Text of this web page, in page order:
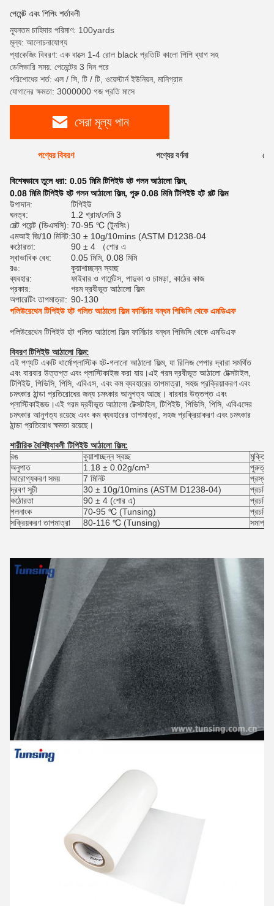
পেমেন্ট এবং শিপিং শর্তাবলী
ন্যূনতম চাহিদার পরিমাণ: 100yards
মূল্য: আলোচনাযোগ্য
প্যাকেজিং বিবরণ: এক বাক্সে 1-4 রোল black প্রতিটি কালো পিপি ব্যাগ সহ
ডেলিভারি সময়: পেমেন্টের 3 দিন পরে
পরিশোধের শর্ত: এল / সি, টি / টি, ওয়েস্টার্ন ইউনিয়ন, মানিগ্রাম
যোগানের ক্ষমতা: 3000000 গজ প্রতি মাসে
সেরা মূল্য পান
পণ্যের বিবরণ পণ্যের বর্ণনা
বিশেষভাবে তুলে ধরা: 0.05 মিমি টিপিইউ হট গলন আঠালো ফিল্ম,
0.08 মিমি টিপিইউ হট গলন আঠালো ফিল্ম, পুরু 0.08 মিমি টিপিইউ হট গল্ট ফিল্ম
উপাদান:
টিপিইউ
ঘনত্ব:
1.2 গ্রাম/সেমি 3
মেল্ট পয়েন্ট (ডিএসসি): 70-95 ℃ (টুনসিং）
এমআই জি/10 মিনিট:30 ± 10g/10mins (ASTM D1238-04
কঠোরতা:
90 ± 4 （শোর এ
স্বাভাবিক বেধ:
0.05 মিমি, 0.08 মিমি
রঙ:
কুয়াশাচ্ছন্ন স্বচ্ছ
ব্যবহার:
ফাইবার ও গার্মেন্টস, পাদুকা ও চামড়া, কাঠের কাজ
প্রকার:
গরম দ্রবীভূত আঠালো ফিল্ম
অপারেটিং তাপমাত্রা: 90-130
পলিউরেথেন টিপিইউ হট গলিত আঠালো ফিল্ম ফার্নিচার বন্ধন পিভিসি থেকে এমডিএফ
পলিউরেথেন টিপিইউ হট গলিত আঠালো ফিল্ম ফার্নিচার বন্ধন পিভিসি থেকে এমডিএফ
বিবরণটিপিইউ আঠালো ফিল্ম:
এই পণ্যটি একটি থার্মোপ্লাস্টিক হট-গলানো আঠালো ফিল্ম, যা রিলিজ পেপার দ্বারা সমর্থিত
এবং বারবার উত্তপ্ত এবং প্লাস্টিকাইজ করা যায়।এই গরম দ্রবীভূত আঠালো টেক্সটাইল,
টিপিইউ, পিভিসি, পিসি, এবিএস, এবং কম ব্যবহারের তাপমাত্রা, সহজ প্রক্রিয়াকরণ এবং
চমৎকার ঠান্ডা প্রতিরোধের জন্য চমৎকার আনুগত্য আছে। বারবার উত্তপ্ত এবং
প্লাস্টিকাইজড।এই গরম দ্রবীভূত আঠালো টেক্সটাইল, টিপিইউ, পিভিসি, পিসি, এবিএসের
চমৎকার আনুগত্য রয়েছে এবং কম ব্যবহারের তাপমাত্রা, সহজ প্রক্রিয়াকরণ এবং চমৎকার
ঠান্ডা প্রতিরোধ ক্ষমতা রয়েছে।
শারীরিক বৈশিষ্ট্যাবলী টিপিইউ আঠালো ফিল্ম:
রঙ
কুয়াশাচ্ছন্ন স্বচ্ছ
মুক্তি
অনুপাত
1.18 ± 0.02g/cm³
পুরুত্ব
আরোগ্যকরণ সময়
7 মিনিট
প্রস্থ
দ্রবণ সূচী
30 ± 10g/10mins (ASTM D1238-04)
প্রচলিত
কঠোরতা
90 ± 4 (শোর এ)
গলনাংক
70-95 ℃ (Tunsing)
প্রচলিত
সক্রিয়করণ তাপমাত্রা
80-116 ℃ (Tunsing) সমাপ্ত